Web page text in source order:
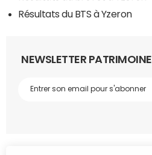
Résultats du BTS à Yzeron
NEWSLETTER PATRIMOINE